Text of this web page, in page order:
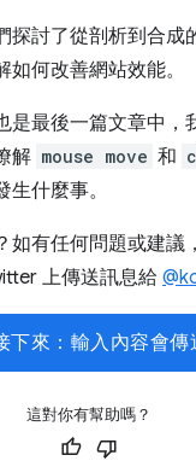
探討了從剖析到合成
何改善網站效能。
是最後一篇文章中，
解 mouse move 和
什麼事。
如有任何問題或建議
上傳送訊息給
下來：輸入內容會傳
這對你有幫助嗎？